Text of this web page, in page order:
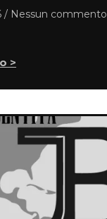
Nessun commento
>